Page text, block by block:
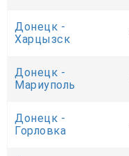
Донецк -
Харцызск
Донецк -
Мариуполь
Донецк -
Горловка